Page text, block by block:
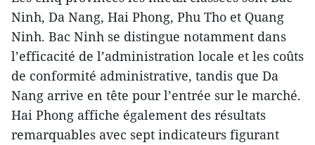
Ninh, Da Nang, Hai Phong, Phu Tho et Quang
Ninh. Bac Ninh se distingue notamment dans
l’efficacité de l’administration locale et les coûts
de conformité administrative, tandis que Da
Nang arrive en tête pour l’entrée sur le marché.
Hai Phong affiche également des résultats
remarquables avec sept indicateurs figurant